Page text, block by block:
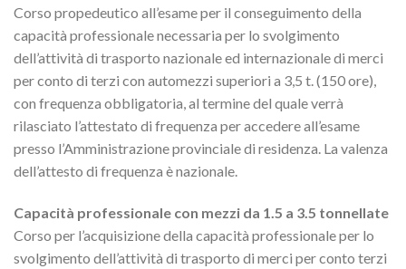
Corso propedeutico all’esame per il conseguimento della
capacità professionale necessaria per lo svolgimento
dell’attività di trasporto nazionale ed internazionale di merci
per conto di terzi con automezzi superiori a 3,5 t. (150 ore),
con frequenza obbligatoria, al termine del quale verrà
rilasciato l’attestato di frequenza per accedere all’esame
presso l’Amministrazione provinciale di residenza. La valenza
dell’attesto di frequenza è nazionale.
Capacità professionale con mezzi da 1.5 a 3.5 tonnellate
Corso per l’acquisizione della capacità professionale per lo
svolgimento dell’attività di trasporto di merci per conto terzi